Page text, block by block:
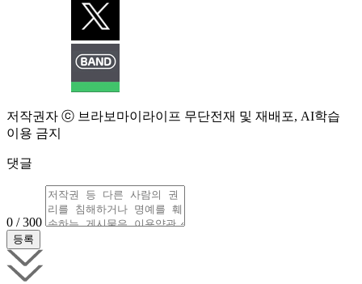
저작권자 ⓒ 브라보마이라이프 무단전재 및 재배포, AI학습
이용 금지
댓글
0 / 300